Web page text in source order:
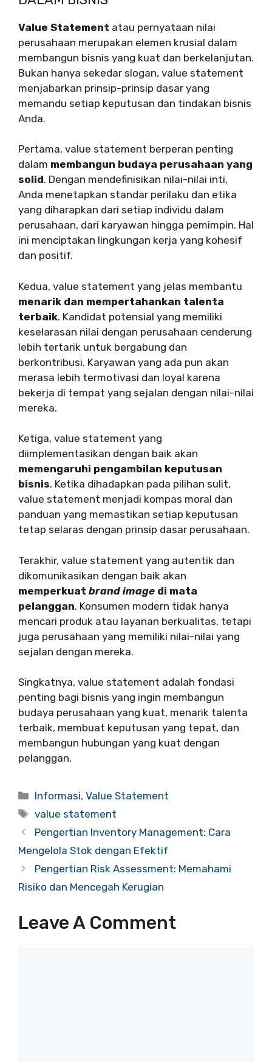
Value Statement atau pernyataan nilai
perusahaan merupakan elemen krusial dalam
membangun bisnis yang kuat dan berkelanjutan.
Bukan hanya sekedar slogan, value statement
menjabarkan prinsip-prinsip dasar yang
memandu setiap keputusan dan tindakan bisnis
Anda.
Pertama, value statement berperan penting
dalam membangun budaya perusahaan yang
solid. Dengan mendefinisikan nilai-nilai inti,
Anda menetapkan standar perilaku dan etika
yang diharapkan dari setiap individu dalam
perusahaan, dari karyawan hingga pemimpin. Hal
ini menciptakan lingkungan kerja yang kohesif
dan positif.
Kedua, value statement yang jelas membantu
menarik dan mempertahankan talenta
terbaik. Kandidat potensial yang memiliki
keselarasan nilai dengan perusahaan cenderung
lebih tertarik untuk bergabung dan
berkontribusi. Karyawan yang ada pun akan
merasa lebih termotivasi dan loyal karena
bekerja di tempat yang sejalan dengan nilai-nilai
mereka.
Ketiga, value statement yang
diimplementasikan dengan baik akan
memengaruhi pengambilan keputusan
bisnis. Ketika dihadapkan pada pilihan sulit,
value statement menjadi kompas moral dan
panduan yang memastikan setiap keputusan
tetap selaras dengan prinsip dasar perusahaan.
Terakhir, value statement yang autentik dan
dikomunikasikan dengan baik akan
memperkuat brand image di mata
pelanggan. Konsumen modern tidak hanya
mencari produk atau layanan berkualitas, tetapi
juga perusahaan yang memiliki nilai-nilai yang
sejalan dengan mereka.
Singkatnya, value statement adalah fondasi
penting bagi bisnis yang ingin membangun
budaya perusahaan yang kuat, menarik talenta
terbaik, membuat keputusan yang tepat, dan
membangun hubungan yang kuat dengan
pelanggan.
Categories
Informasi,Value Statement
Tags
value statement
Pengertian Inventory Management: Cara
Mengelola Stok dengan Efektif
Pengertian Risk Assessment: Memahami
Risiko dan Mencegah Kerugian
Leave A Comment